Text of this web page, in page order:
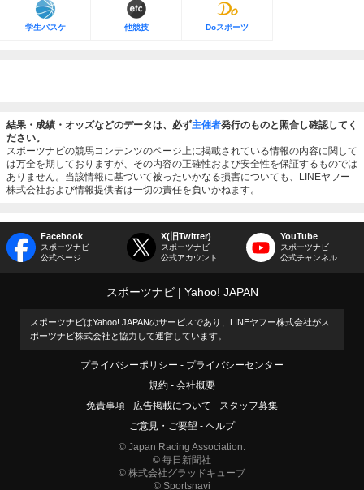
学生バスケ 他競技 Doスポーツ
結果・成績・オッズなどのデータは、必ず主催者発行のものと照合し確認してく
ださい。
スポーツナビの競馬コンテンツのページ上に掲載されている情報の内容に関して
は万全を期しておりますが、その内容の正確性および安全性を保証するものでは
ありません。当該情報に基づいて被ったいかなる損害についても、LINEヤフー
株式会社および情報提供者は一切の責任を負いかねます。
Facebook
スポーツナビ
公式ページ
X(旧Twitter)
スポーツナビ
公式アカウント
YouTube
スポーツナビ
公式チャンネル
スポーツナビ Yahoo! JAPAN
スポーツナビはYahoo! JAPANのサービスであり、LINEヤフー株式会社がス
ポーツナビ株式会社と協力して運営しています。
プライバシーポリシー
プライバシーセンター
規約
会社概要
免責事項
広告掲載について
スタッフ募集
ご意見・ご要望
ヘルプ
© Japan Racing Association.
© 毎日新聞社
© 株式会社グラッドキューブ
© Sportsnavi